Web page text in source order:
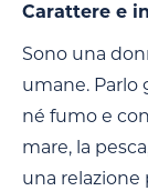
Carattere e
Sono una
umane. Parlo
né fumo e
mare, la
una relazione